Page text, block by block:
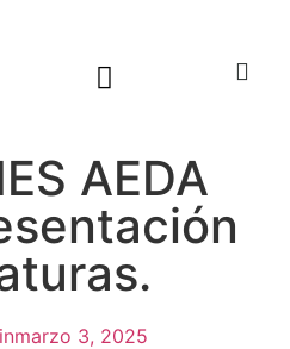
AEDA
marzo 3, 2025